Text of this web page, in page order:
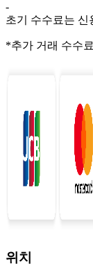
-
초기 수수료는 신
*추가 거래 수수
위치